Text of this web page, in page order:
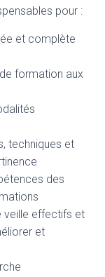
pour :
et complète
formation aux
techniques et
des
veille effectifs et
et